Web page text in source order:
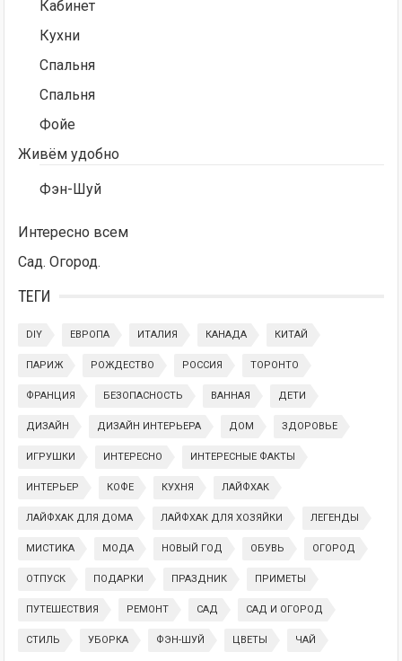
Кабинет
Кухни
Спальня
Спальня
Фойе
Живём удобно
Фэн-Шуй
Интересно всем
Сад. Огород.
ТЕГИ
DIY ЕВРОПА ИТАЛИЯ КАНАДА КИТАЙ
ПАРИЖ РОЖДЕСТВО РОССИЯ ТОРОНТО
ФРАНЦИЯ БЕЗОПАСНОСТЬ ВАННАЯ ДЕТИ
ДИЗАЙН ДИЗАЙН ИНТЕРЬЕРА ДОМ ЗДОРОВЬЕ
ИГРУШКИ ИНТЕРЕСНО ИНТЕРЕСНЫЕ ФАКТЫ
ИНТЕРЬЕР КОФЕ КУХНЯ ЛАЙФХАК
ЛАЙФХАК ДЛЯ ДОМА ЛАЙФХАК ДЛЯ ХОЗЯЙКИ ЛЕГЕНДЫ
МИСТИКА МОДА НОВЫЙ ГОД ОБУВЬ ОГОРОД
ОТПУСК ПОДАРКИ ПРАЗДНИК ПРИМЕТЫ
ПУТЕШЕСТВИЯ РЕМОНТ САД САД И ОГОРОД
СТИЛЬ УБОРКА ФЭН-ШУЙ ЦВЕТЫ ЧАЙ